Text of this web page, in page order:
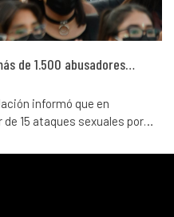
de 1.500 abusadores…
informó que en
15 ataques sexuales por…